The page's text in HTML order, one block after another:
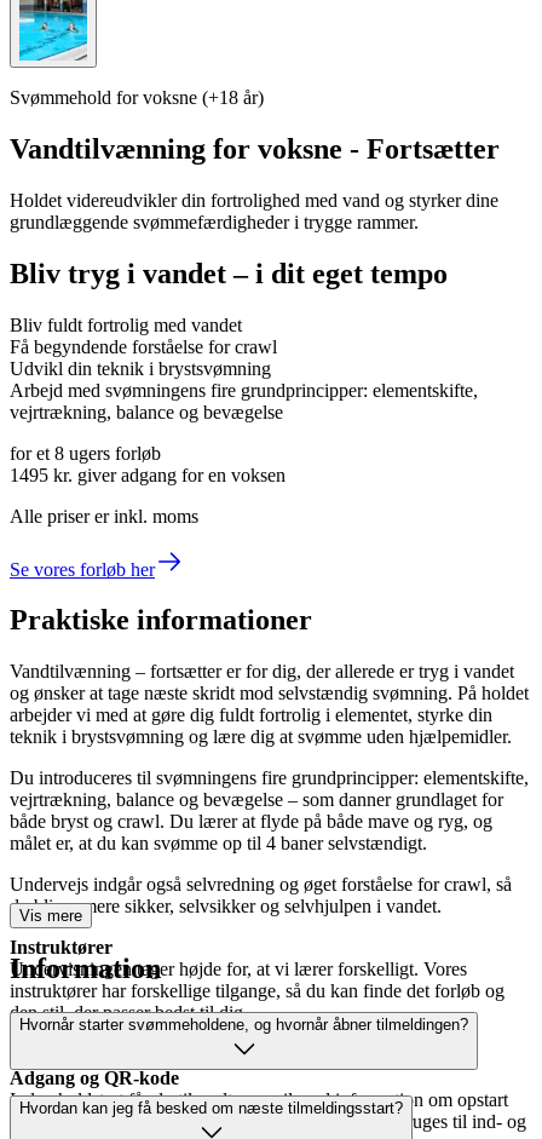
Svømmehold for voksne (+18 år)
Vandtilvænning for voksne - Fortsætter
Holdet videreudvikler din fortrolighed med vand og styrker dine
grundlæggende svømmefærdigheder i trygge rammer.
Bliv tryg i vandet – i dit eget tempo
Bliv fuldt fortrolig med vandet
Få begyndende forståelse for crawl
Udvikl din teknik i brystsvømning
Arbejd med svømningens fire grundprincipper: elementskifte,
vejrtrækning, balance og bevægelse
for et 8 ugers forløb
1495 kr. giver adgang for en voksen
Alle priser er inkl. moms
Se vores forløb her
Praktiske informationer
Vandtilvænning – fortsætter er for dig, der allerede er tryg i vandet
og ønsker at tage næste skridt mod selvstændig svømning. På holdet
arbejder vi med at gøre dig fuldt fortrolig i elementet, styrke din
teknik i brystsvømning og lære dig at svømme uden hjælpemidler.
Du introduceres til svømningens fire grundprincipper: elementskifte,
vejrtrækning, balance og bevægelse – som danner grundlaget for
både bryst og crawl. Du lærer at flyde på både mave og ryg, og
målet er, at du kan svømme op til 4 baner selvstændigt.
Undervejs indgår også selvredning og øget forståelse for crawl, så
du bliver mere sikker, selvsikker og selvhjulpen i vandet.
Instruktører
Undervisningen tager højde for, at vi lærer forskelligt. Vores
instruktører har forskellige tilgange, så du kan finde det forløb og
den stil, der passer bedst til dig.
Se de forskellige instruktører her.
Adgang og QR-kode
Inden holdstart får du tilsendt en mail med information om opstart
samt hvordan du får adgang til den QR-kode, som bruges til ind- og
Vis mere
Information
Hvornår starter svømmeholdene, og hvornår åbner tilmeldingen?
Hvordan kan jeg få besked om næste tilmeldingsstart?